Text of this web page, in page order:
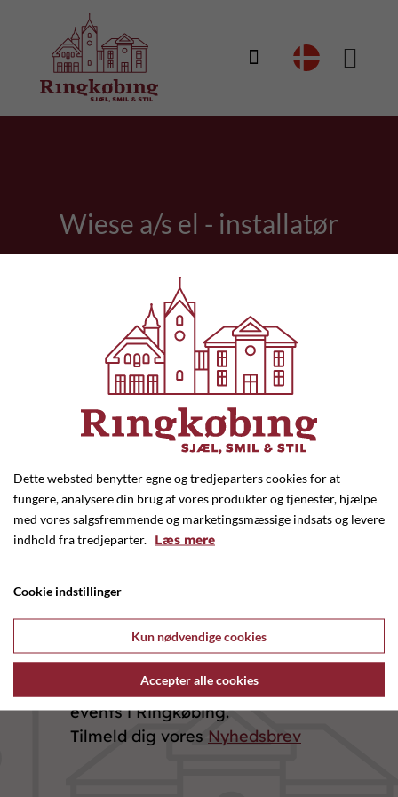

Wiese a/s el - installatør
Wiese a/s el - installatør
Vejledende åbningstider for
butikkerne
Fredag: 10.00 - 17.30
Lørdag: 09.30 - 14.00
Få nyheder om aktiviteter og
events i Ringkøbing.
Tilmeld dig vores Nyhedsbrev
Dette websted benytter egne og tredjeparters cookies for at
fungere, analysere din brug af vores produkter og tjenester, hjælpe
med vores salgsfremmende og marketingsmæssige indsats og levere
indhold fra tredjeparter. Læs mere
Cookie indstillinger
Kun nødvendige cookies
Accepter alle cookies